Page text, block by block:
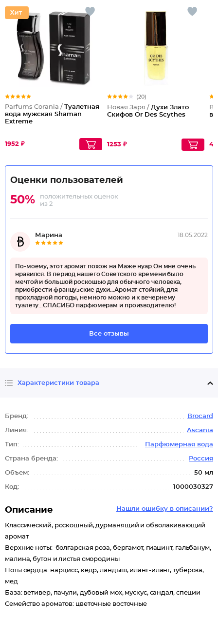
Parfums Corania / Туалетная
вода мужская Shaman
Extreme
1952 ₽
(20)
Новая Заря / Духи Злато
Скифов Or Des Scythes
1253 ₽
Оценки пользователей
50%
положительных оценок
из 2
Марина 18.05.2022
По-моему, этот аромат похож на Маже нуар.Он мне очень
нравился. В период нашего Советского времени было
мечтой и большой роскошью для обычного человека,
приобрести французские духи...Аромат стойкий, для
прохладной погоды, немного можно и к вечернему
туалету...СПАСИБО парфюмерам и производителю!
Все отзывы
Характеристики товара
Бренд: Brocard
Линия: Ascania
Тип: Парфюмерная вода
Страна бренда: Россия
Объем: 50 мл
Код: 1000030327
Нашли ошибку в описании?
Описание
Классический, роскошный, дурманящий и обволакивающий
аромат
Верхние ноты: болгарская роза, бергамот, гиацинт, гальбанум,
малина, бутон и листья смородины
Ноты сердца: нарцисс, кедр, ландыш, иланг-иланг, тубероза,
мед
База: ветивер, пачули, дубовый мох, мускус, сандал, специи
Семейство ароматов: цветочные восточные